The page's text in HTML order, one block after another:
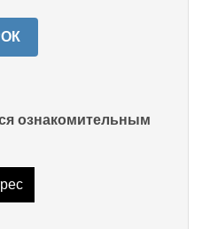
ознакомительным